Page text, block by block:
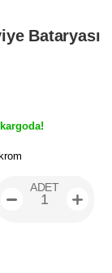
Bataryası
ADET